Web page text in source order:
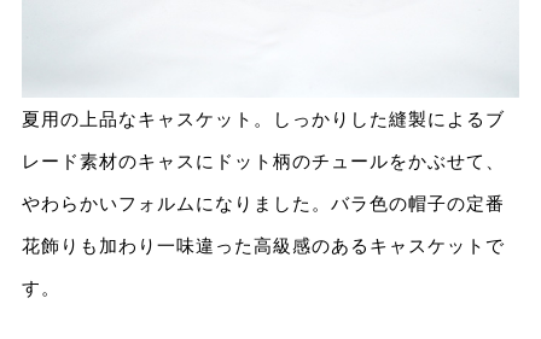
夏用の上品なキャスケット。しっかりした縫製によるブ
レード素材のキャスにドット柄のチュールをかぶせて、
やわらかいフォルムになりました。バラ色の帽子の定番
花飾りも加わり⼀味違った⾼級感のあるキャスケットで
す。